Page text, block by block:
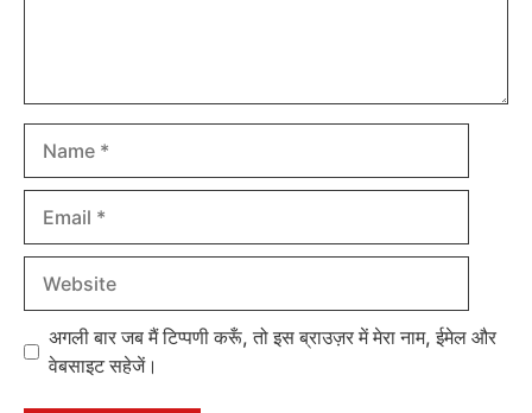
अगली बार जब मैं टिप्पणी करूँ, तो इस ब्राउज़र में मेरा नाम, ईमेल और
वेबसाइट सहेजें।